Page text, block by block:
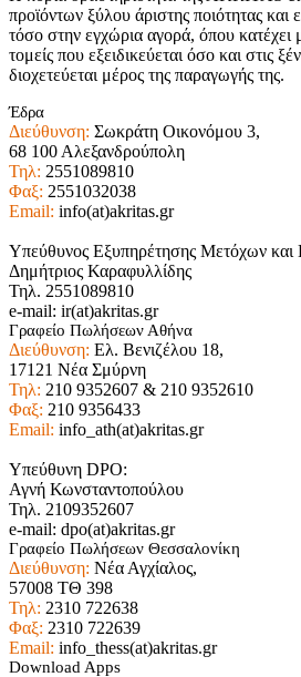
προϊόντων ξύλου άριστης ποιότητας και
τόσο στην εγχώρια αγορά, όπου κατέχει
τομείς που εξειδικεύεται όσο και στις
διοχετεύεται μέρος της παραγωγής της.
Έδρα
Διεύθυνση: Σωκράτη Οικονόμου 3,
68 100 Αλεξανδρούπολη
Τηλ: 2551089810
Φαξ: 2551032038
Email: info(at)akritas.gr
Υπεύθυνος Εξυπηρέτησης Μετόχων και
Δημήτριος Καραφυλλίδης
Τηλ. 2551089810
e-mail: ir(at)akritas.gr
Γραφείο Πωλήσεων Αθήνα
Διεύθυνση: Ελ. Βενιζέλου 18,
17121 Νέα Σμύρνη
Τηλ: 210 9352607 & 210 9352610
Φαξ: 210 9356433
Email: info_ath(at)akritas.gr
Υπεύθυνη DPO:
Αγνή Κωνσταντοπούλου
Τηλ. 2109352607
e-mail: dpo(at)akritas.gr
Γραφείο Πωλήσεων Θεσσαλονίκη
Διεύθυνση: Νέα Αγχίαλος,
57008 ΤΘ 398
Τηλ: 2310 722638
Φαξ: 2310 722639
Email: info_thess(at)akritas.gr
Download Apps